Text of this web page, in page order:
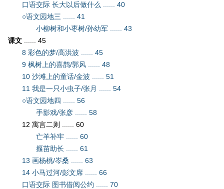
口语交际 长大以后做什么 ...... 40
○语文园地三 ...... 41
小柳树和小枣树/孙幼军 ...... 43
课文 ...... 45
8 彩色的梦/高洪波 ...... 45
9 枫树上的喜鹊/郭风 ...... 48
10 沙滩上的童话/金波 ...... 51
11 我是一只小虫子/张月 ...... 54
○语文园地四 ...... 56
手影戏/张彦 ...... 58
12 寓言二则 ...... 60
亡羊补牢 ...... 60
揠苗助长 ...... 61
13 画杨桃/岑桑 ...... 63
14 小马过河/彭文席 ...... 66
口语交际 图书借阅公约 ...... 70